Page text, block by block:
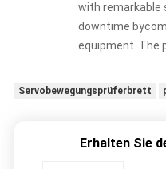
with remarkable
downtime
equipment. The
significantly,
the transition
Servobewegungsprüferbrett
Erhalten Sie